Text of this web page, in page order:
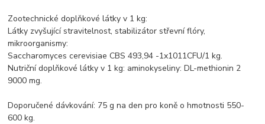
Zootechnické doplňkové látky v 1 kg:
Látky zvyšující stravitelnost, stabilizátor střevní flóry,
mikroorganismy:
Saccharomyces cerevisiae CBS 493,94 -1x1011CFU/1 kg.
Nutriční doplňkové látky v 1 kg: aminokyseliny: DL-methionin 2
9000 mg.
Doporučené dávkování: 75 g na den pro koně o hmotnosti 550-
600 kg.